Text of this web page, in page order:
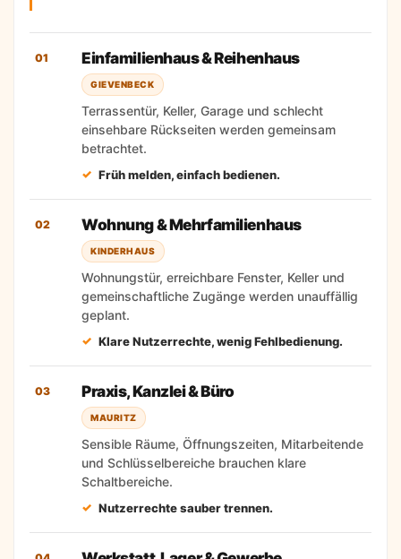
01 Einfamilienhaus & Reihenhaus
GIEVENBECK
Terrassentür, Keller, Garage und schlecht
einsehbare Rückseiten werden gemeinsam
betrachtet.
Früh melden, einfach bedienen.
02 Wohnung & Mehrfamilienhaus
KINDERHAUS
Wohnungstür, erreichbare Fenster, Keller und
gemeinschaftliche Zugänge werden unauffällig
geplant.
Klare Nutzerrechte, wenig Fehlbedienung.
03 Praxis, Kanzlei & Büro
MAURITZ
Sensible Räume, Öffnungszeiten, Mitarbeitende
und Schlüsselbereiche brauchen klare
Schaltbereiche.
Nutzerrechte sauber trennen.